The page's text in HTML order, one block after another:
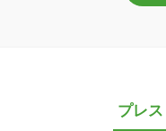
プレ